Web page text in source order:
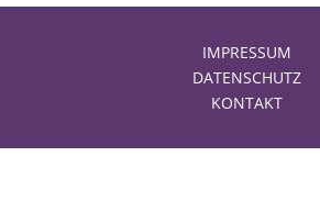
IMPRESSUM
DATENSCHUTZ
KONTAKT